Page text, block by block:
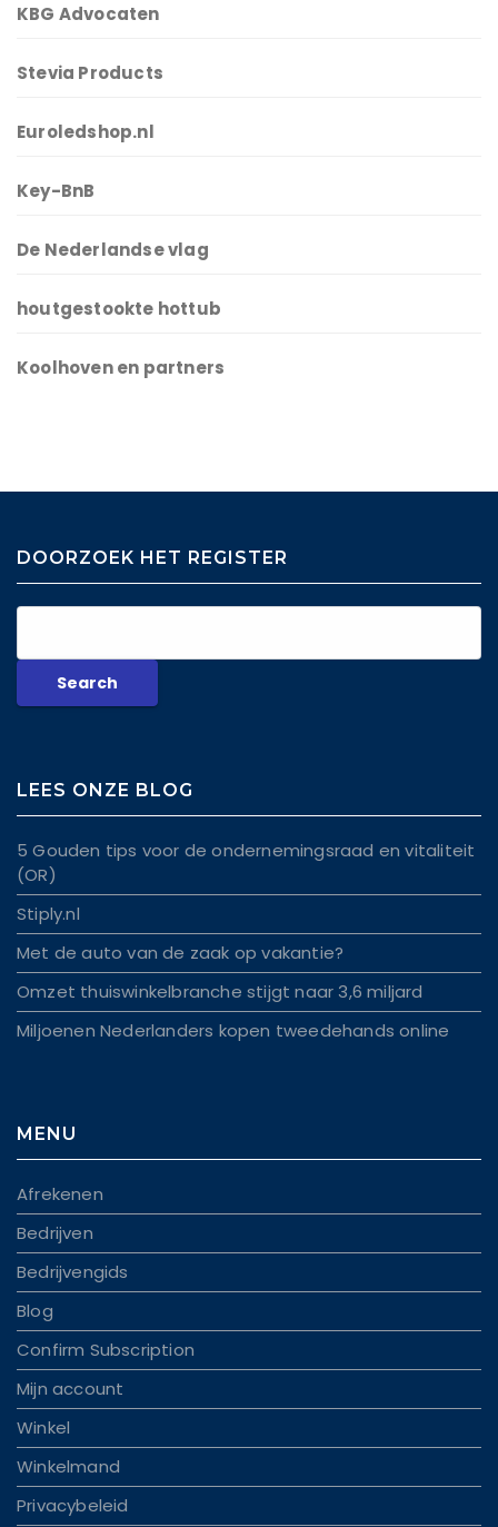
KBG Advocaten
Stevia Products
Euroledshop.nl
Key-BnB
De Nederlandse vlag
houtgestookte hottub
Koolhoven en partners
DOORZOEK HET REGISTER
LEES ONZE BLOG
5 Gouden tips voor de ondernemingsraad en vitaliteit
(OR)
Stiply.nl
Met de auto van de zaak op vakantie?
Omzet thuiswinkelbranche stijgt naar 3,6 miljard
Miljoenen Nederlanders kopen tweedehands online
MENU
Afrekenen
Bedrijven
Bedrijvengids
Blog
Confirm Subscription
Mijn account
Winkel
Winkelmand
Privacybeleid